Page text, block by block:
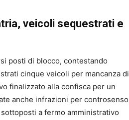
veicoli sequestrati e
posti di blocco, contestando
cinque veicoli per mancanza di
finalizzato alla confisca per un
anche infrazioni per controsenso
a fermo amministrativo